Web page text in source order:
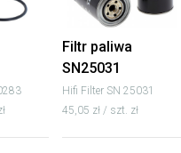
Filtr paliwa
SN25031
Hifi Filter SN 25031
45,05 zł / szt. zł